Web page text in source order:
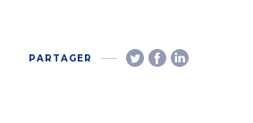
PARTAGER